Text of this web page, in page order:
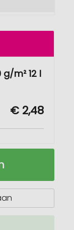
m² 12 l
€ 2,48